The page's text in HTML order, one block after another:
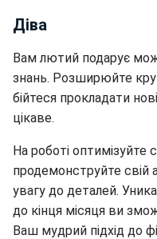
Діва
Вам лютий подарує
знань. Розширюйте
бійтеся прокладати
цікаве.
На роботі оптимізуйте
продемонструйте свій
увагу до деталей.
до кінця місяця ви
Ваш мудрий підхід до